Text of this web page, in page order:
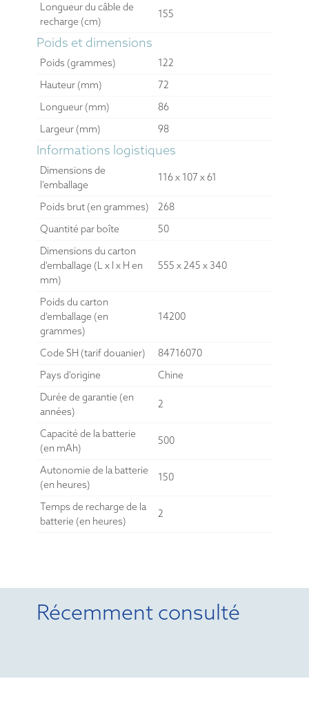
Longueur du câble de
recharge (cm)
155
Poids et dimensions
Poids (grammes)
122
Hauteur (mm)
72
Longueur (mm)
86
Largeur (mm)
98
Informations logistiques
Dimensions de
l'emballage
116 x 107 x 61
Poids brut (en grammes)
268
Quantité par boîte
50
Dimensions du carton
d'emballage (L x l x H en
mm)
555 x 245 x 340
Poids du carton
d'emballage (en
grammes)
14200
Code SH (tarif douanier)
84716070
Pays d'origine
Chine
Durée de garantie (en
années)
2
Capacité de la batterie
(en mAh)
500
Autonomie de la batterie
(en heures)
150
Temps de recharge de la
batterie (en heures)
2
Récemment consulté